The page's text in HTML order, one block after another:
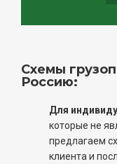
Схемы
Россию:
Для
которые не
предлагаем
клиента и